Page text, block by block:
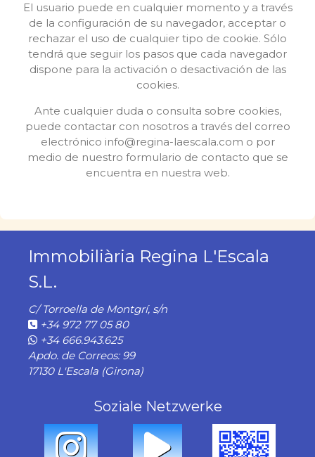
El usuario puede en cualquier momento y a través
de la configuración de su navegador, acceptar o
rechazar el uso de cualquier tipo de cookie. Sólo
tendrá que seguir los pasos que cada navegador
dispone para la activación o desactivación de las
cookies.
Ante cualquier duda o consulta sobre cookies,
puede contactar con nosotros a través del correo
electrónico info@regina-laescala.com o por
medio de nuestro formulario de contacto que se
encuentra en nuestra web.
Immobiliària Regina L'Escala
S.L.
C/ Torroella de Montgrí, s/n
+34 972 77 05 80
+34 666.943.625
Apdo. de Correos: 99
17130 L'Escala (Girona)
Soziale Netzwerke